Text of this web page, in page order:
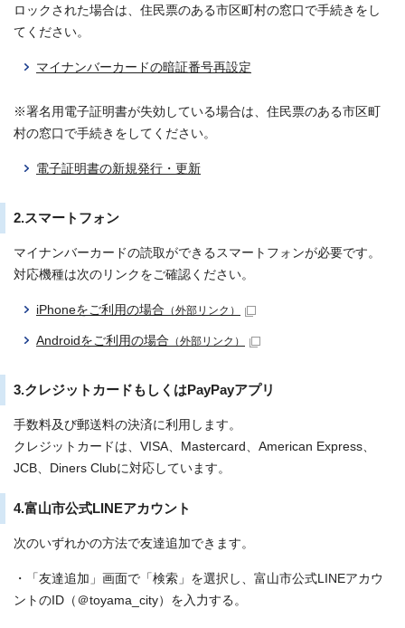
ロックされた場合は、住民票のある市区町村の窓口で手続きをし
てください。
マイナンバーカードの暗証番号再設定
※署名用電子証明書が失効している場合は、住民票のある市区町
村の窓口で手続きをしてください。
電子証明書の新規発行・更新
2.スマートフォン
マイナンバーカードの読取ができるスマートフォンが必要です。
対応機種は次のリンクをご確認ください。
iPhoneをご利用の場合 （外部リンク）
Androidをご利用の場合 （外部リンク）
3.クレジットカードもしくはPayPayアプリ
手数料及び郵送料の決済に利用します。
クレジットカードは、VISA、Mastercard、American Express、
JCB、Diners Clubに対応しています。
4.富山市公式LINEアカウント
次のいずれかの方法で友達追加できます。
・「友達追加」画面で「検索」を選択し、富山市公式LINEアカウ
ントのID（＠toyama_city）を入力する。